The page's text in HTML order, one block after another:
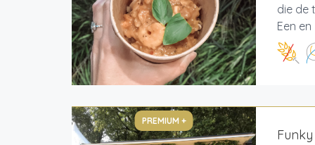
die de
Een
PREMIUM +